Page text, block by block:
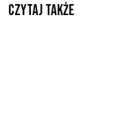
Czytaj także